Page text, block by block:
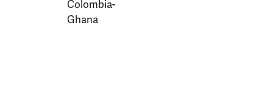
Colombia-
Ghana